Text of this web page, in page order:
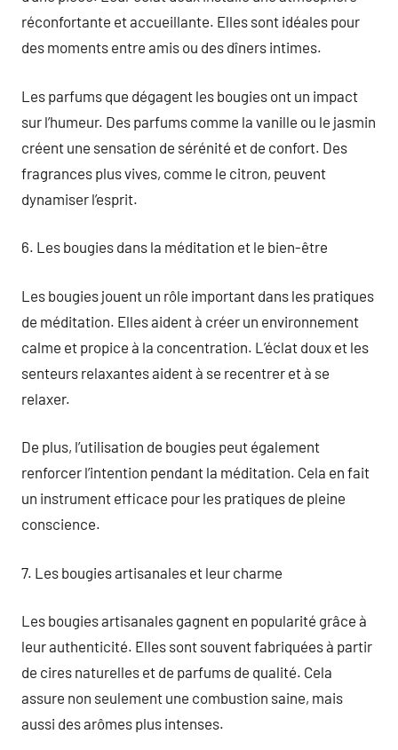
réconfortante et accueillante. Elles sont idéales pour
des moments entre amis ou des dîners intimes.
Les parfums que dégagent les bougies ont un impact
sur l’humeur. Des parfums comme la vanille ou le jasmin
créent une sensation de sérénité et de confort. Des
fragrances plus vives, comme le citron, peuvent
dynamiser l’esprit.
6. Les bougies dans la méditation et le bien-être
Les bougies jouent un rôle important dans les pratiques
de méditation. Elles aident à créer un environnement
calme et propice à la concentration. L’éclat doux et les
senteurs relaxantes aident à se recentrer et à se
relaxer.
De plus, l’utilisation de bougies peut également
renforcer l’intention pendant la méditation. Cela en fait
un instrument efficace pour les pratiques de pleine
conscience.
7. Les bougies artisanales et leur charme
Les bougies artisanales gagnent en popularité grâce à
leur authenticité. Elles sont souvent fabriquées à partir
de cires naturelles et de parfums de qualité. Cela
assure non seulement une combustion saine, mais
aussi des arômes plus intenses.